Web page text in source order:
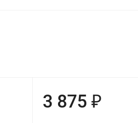
3 875 ₽